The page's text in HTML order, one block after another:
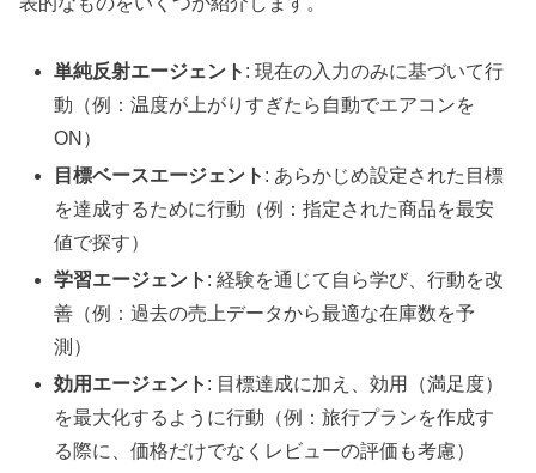
単純反射エージェント : 現在の入力のみに基づいて行
動（例：温度が上がりすぎたら自動でエアコンを
ON）
目標ベースエージェント : あらかじめ設定された目標
を達成するために行動（例：指定された商品を最安
値で探す）
学習エージェント : 経験を通じて自ら学び、行動を改
善（例：過去の売上データから最適な在庫数を予
測）
効用エージェント : 目標達成に加え、効用（満足度）
を最大化するように行動（例：旅行プランを作成す
る際に、価格だけでなくレビューの評価も考慮）